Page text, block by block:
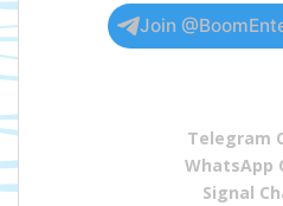
Join
Telegram
WhatsApp
Signal